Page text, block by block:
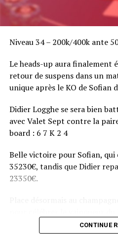
Niveau 34 – 200k/400k ante
Le heads-up aura finalement
retour de suspens dans un
unique après le KO de Sofian
Didier Logghe se sera bien
avec Valet Sept contre la
board : 6 7 K 2 4
Belle victoire pour Sofian, qui
35230€, tandis que Didier
23350€.
CONTINUE